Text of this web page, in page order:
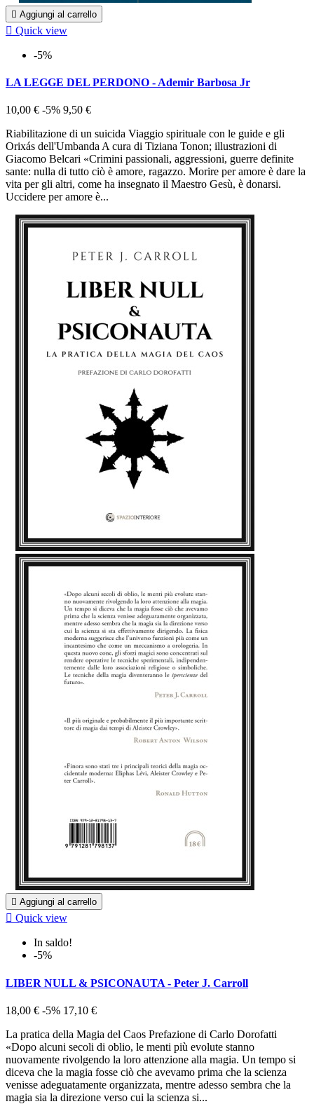
 Aggiungi al carrello
 Quick view
-5%
LA LEGGE DEL PERDONO - Ademir Barbosa Jr
10,00 € -5% 9,50 €
Riabilitazione di un suicida Viaggio spirituale con le guide e gli
Orixás dell'Umbanda A cura di Tiziana Tonon; illustrazioni di
Giacomo Belcari «Crimini passionali, aggressioni, guerre definite
sante: nulla di tutto ciò è amore, ragazzo. Morire per amore è dare la
vita per gli altri, come ha insegnato il Maestro Gesù, è donarsi.
Uccidere per amore è...
 Aggiungi al carrello
 Quick view
In saldo!
-5%
LIBER NULL & PSICONAUTA - Peter J. Carroll
18,00 € -5% 17,10 €
La pratica della Magia del Caos Prefazione di Carlo Dorofatti
«Dopo alcuni secoli di oblio, le menti più evolute stanno
nuovamente rivolgendo la loro attenzione alla magia. Un tempo si
diceva che la magia fosse ciò che avevamo prima che la scienza
venisse adeguatamente organizzata, mentre adesso sembra che la
magia sia la direzione verso cui la scienza si...